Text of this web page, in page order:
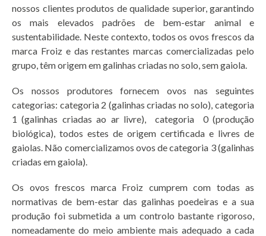
nossos clientes produtos de qualidade superior, garantindo
os mais elevados padrões de bem-estar animal e
sustentabilidade. Neste contexto, todos os ovos frescos da
marca Froiz e das restantes marcas comercializadas pelo
grupo, têm origem em galinhas criadas no solo, sem gaiola.
Os nossos produtores fornecem ovos nas seguintes
categorias: categoria 2 (galinhas criadas no solo), categoria
1 (galinhas criadas ao ar livre), categoria 0 (produção
biológica), todos estes de origem certificada e livres de
gaiolas. Não comercializamos ovos de categoria 3 (galinhas
criadas em gaiola).
Os ovos frescos marca Froiz cumprem com todas as
normativas de bem-estar das galinhas poedeiras e a sua
produção foi submetida a um controlo bastante rigoroso,
nomeadamente do meio ambiente mais adequado a cada